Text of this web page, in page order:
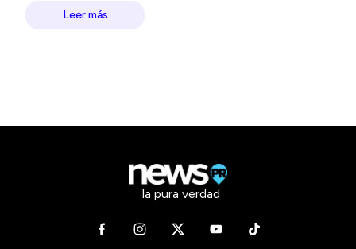
Leer más
la pura verdad